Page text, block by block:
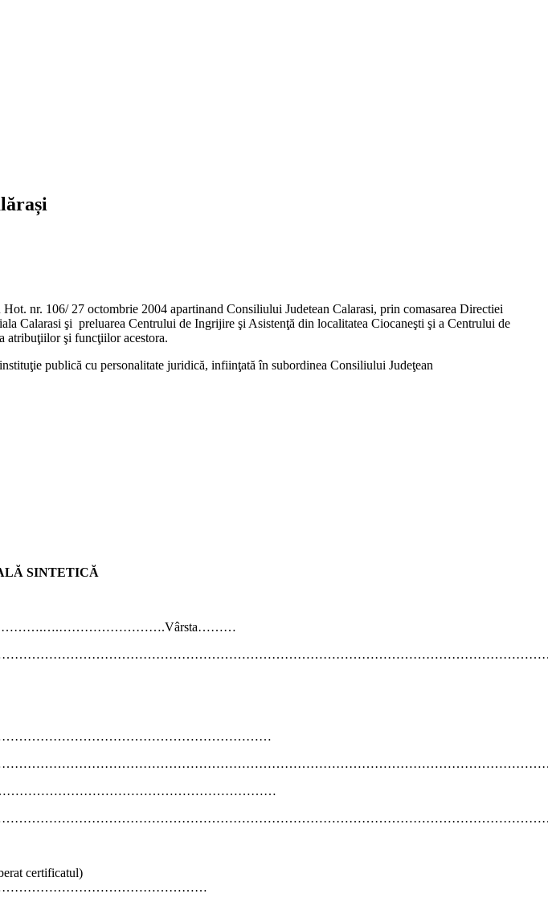
nr. 106/ 27 octombrie 2004 apartinand Consiliului Judetean Calarasi, prin comasarea Directiei
Calarasi şi preluarea Centrului de Ingrijire şi Asistenţă din localitatea Ciocaneşti şi a Centrului de
atribuţiilor şi funcţiilor acestora.
publică cu personalitate juridică, infiinţată în subordinea Consiliului Judeţean
SINTETICĂ
certificatul)